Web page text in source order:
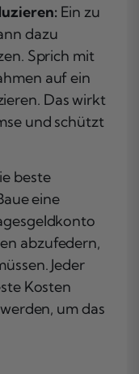
Ein zu
dazu
Sprich mit
auf ein
Das wirkt
und schützt
beste
eine
abzufedern,
Jeder
Kosten
um das